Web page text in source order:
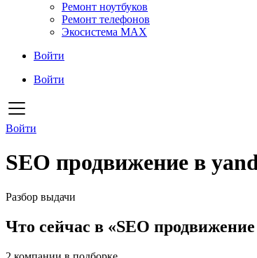
Ремонт ноутбуков
Ремонт телефонов
Экосистема MAX
Войти
Войти
Войти
SEO продвижение в
Разбор выдачи
Что сейчас в «SEO